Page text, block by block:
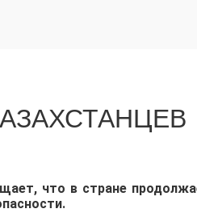
что в стране